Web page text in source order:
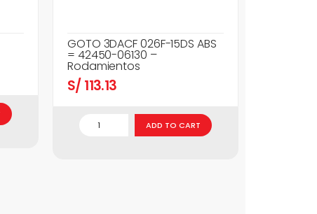
GOTO 3DACF 026F-15DS ABS
= 42450-06130 –
Rodamientos
S/ 113.13
ADD TO CART